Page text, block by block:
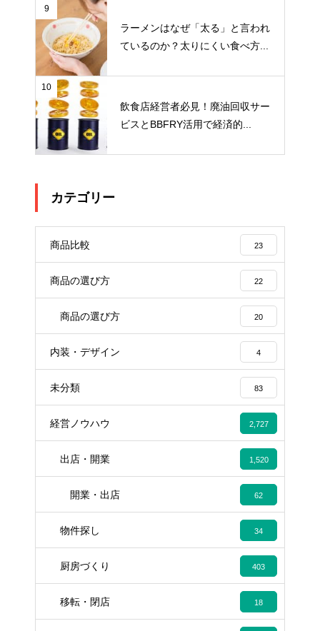
9
ラーメンはなぜ「太る」と言われ
ているのか？太りにくい食べ方...
10
飲食店経営者必見！廃油回収サー
ビスとBBFRY活用で経済的...
カテゴリー
商品比較 23
商品の選び方 22
商品の選び方 20
内装・デザイン 4
未分類 83
経営ノウハウ 2,727
出店・開業 1,520
開業・出店 62
物件探し 34
厨房づくり 403
移転・閉店 18